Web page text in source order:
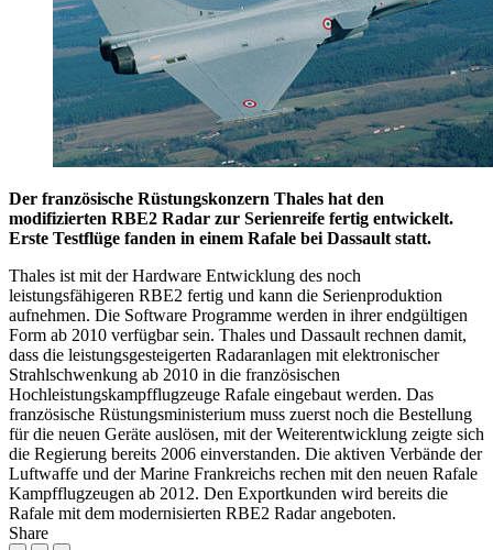
Der französische Rüstungskonzern Thales hat den
modifizierten RBE2 Radar zur Serienreife fertig entwickelt.
Erste Testflüge fanden in einem Rafale bei Dassault statt.
Thales ist mit der Hardware Entwicklung des noch
leistungsfähigeren RBE2 fertig und kann die Serienproduktion
aufnehmen. Die Software Programme werden in ihrer endgültigen
Form ab 2010 verfügbar sein. Thales und Dassault rechnen damit,
dass die leistungsgesteigerten Radaranlagen mit elektronischer
Strahlschwenkung ab 2010 in die französischen
Hochleistungskampfflugzeuge Rafale eingebaut werden. Das
französische Rüstungsministerium muss zuerst noch die Bestellung
für die neuen Geräte auslösen, mit der Weiterentwicklung zeigte sich
die Regierung bereits 2006 einverstanden. Die aktiven Verbände der
Luftwaffe und der Marine Frankreichs rechen mit den neuen Rafale
Kampfflugzeugen ab 2012. Den Exportkunden wird bereits die
Rafale mit dem modernisierten RBE2 Radar angeboten.
Share